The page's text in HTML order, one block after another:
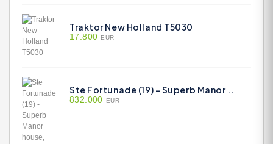
Traktor New Holland T5030
17.800 EUR
Ste Fortunade (19) - Superb Manor ..
832.000 EUR